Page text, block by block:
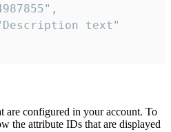
text"
are configured in your account. To
the attribute IDs that are displayed